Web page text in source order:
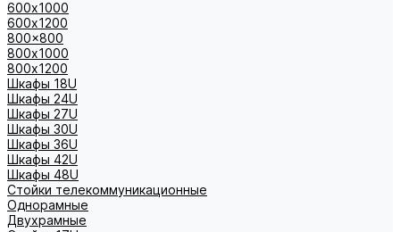
600х1000
600х1200
800x800
800х1000
800х1200
Шкафы 18U
Шкафы 24U
Шкафы 27U
Шкафы 30U
Шкафы 36U
Шкафы 42U
Шкафы 48U
Стойки телекоммуникационные
Однорамные
Двухрамные